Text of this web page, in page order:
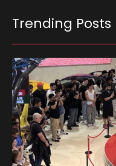
Trending Posts